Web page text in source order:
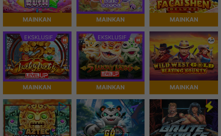
MAINKAN MAINKAN MAINKAN
EKSKLUSIF
MAINKAN
EKSKLUSIF
MAINKAN MAINKAN